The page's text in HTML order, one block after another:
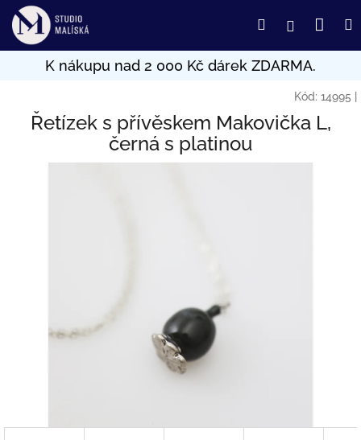
Přejít
obsah
HledatPřihlášení
Kód: 14995
Řetízek s přívěskem Makovička L,
černá s platinou